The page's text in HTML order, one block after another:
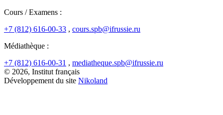
Cours / Examens :
+7 (812) 616-00-33 , cours.spb@ifrussie.ru
Médiathèque :
+7 (812) 616-00-31 , mediatheque.spb@ifrussie.ru
© 2026, Institut français
Développement du site Nikoland